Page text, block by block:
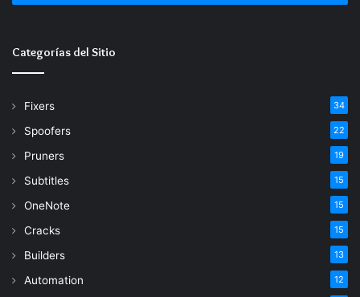
correo
Categorías del Sitio
Fixers 34
Spoofers 22
Pruners 19
Subtitles 15
OneNote 15
Cracks 15
Builders 13
Automation 12